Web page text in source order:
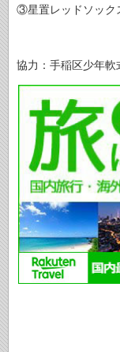
③星置レッドソック
協力：手稲区少年軟